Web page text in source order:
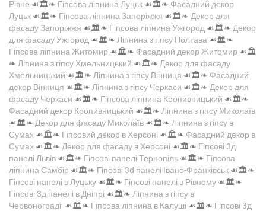
Рівне ☙🏛️❧ Гіпсова ліпнина Луцьк ☙🏛️❧ Фасадний декор
Луцьк ☙🏛️❧ Гіпсова ліпнина Запоріжжя ☙🏛️❧ Декор для
фасаду Запоріжжя ☙🏛️❧ Гіпсова ліпнина Ужгород ☙🏛️❧ Декор
для фасаду Ужгород ☙🏛️❧ Ліпнина з гіпсу Полтава ☙🏛️❧
Гіпсова ліпнина Житомир ☙🏛️❧ Фасадний декор Житомир ☙🏛️
❧ Ліпнина з гіпсу Хмельницький ☙🏛️❧ Декор для фасаду
Хмельницький ☙🏛️❧ Ліпнина з гіпсу Вінниця ☙🏛️❧ Фасадний
декор Вінниця ☙🏛️❧ Ліпнина з гіпсу Черкаси ☙🏛️❧ Декор для
фасаду Черкаси ☙🏛️❧ Гіпсова ліпнина Кропивницький ☙🏛️❧
Фасадний декор Кропивницький ☙🏛️❧ Ліпнина з гіпсу Миколаїв
☙🏛️❧ Декор для фасаду Миколаїв ☙🏛️❧ Ліпнина з гіпсу в
Сумах ☙🏛️❧ Гіпсовий декор в Херсоні ☙🏛️❧ Фасадний декор в
Сумах ☙🏛️❧ Декор для фасаду в Херсоні ☙🏛️❧ Гіпсові 3д
панелі Львів ☙🏛️❧ Гіпсові панелі Тернопіль ☙🏛️❧ Гіпсова
ліпнина Самбір ☙🏛️❧ Гіпсові 3d панелі Івано-Франківськ ☙🏛️❧
Гіпсові панелі в Луцьку ☙🏛️❧ Гіпсові панелі в Рівному ☙🏛️❧
Гіпсові 3д панелі в Дніпрі ☙🏛️❧ Ліпнина з гіпсу в
Червонограді ☙🏛️❧ Гіпсова ліпнина в Калуші ☙🏛️❧ Гіпсові 3д